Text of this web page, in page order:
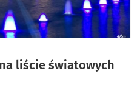
liście światowych